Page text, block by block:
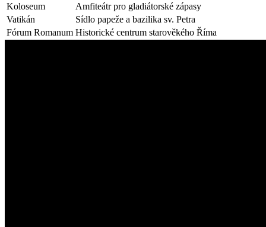
Koloseum
Amfiteátr pro gladiátorské zápasy
Vatikán
Sídlo papeže a bazilika sv. Petra
Fórum Romanum Historické centrum starověkého Říma